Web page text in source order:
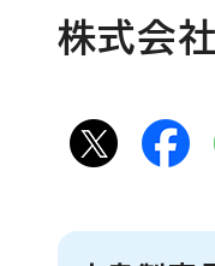
株式会